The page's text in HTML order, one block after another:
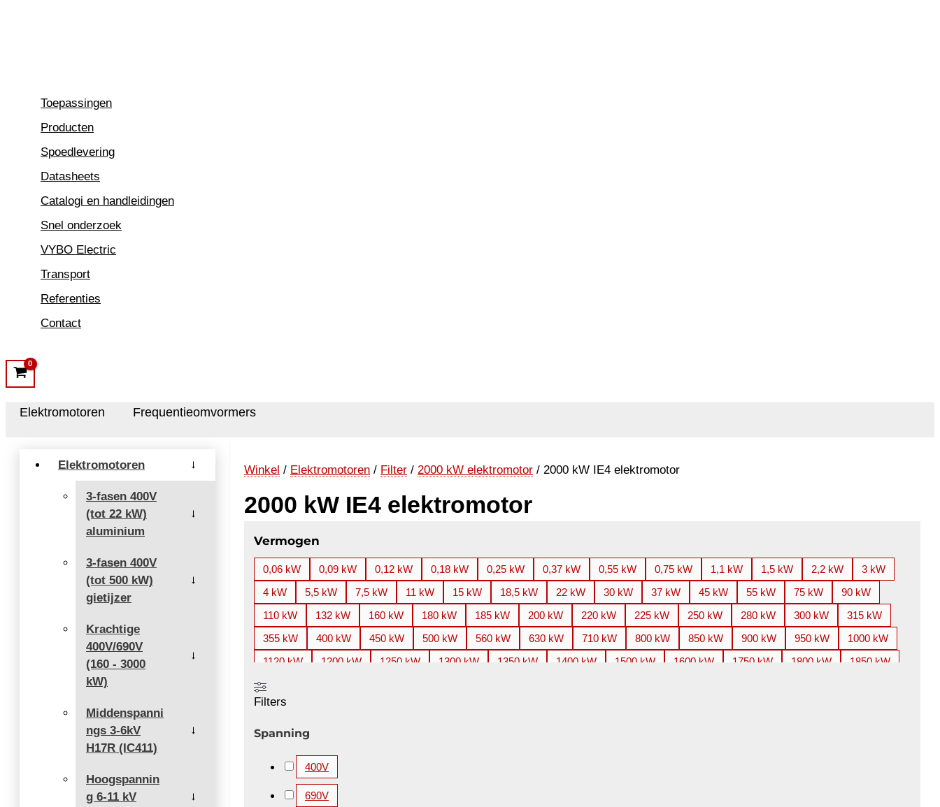
Toepassingen
Producten
Spoedlevering
Datasheets
Catalogi en handleidingen
Snel onderzoek
VYBO Electric
Transport
Referenties
Contact
Elektromotoren Frequentieomvormers
Elektromotoren →
3-fasen 400V
(tot 22 kW)
aluminium
→
3-fasen 400V
(tot 500 kW)
gietijzer
→
Krachtige
400V/690V
(160 - 3000
kW)
→
Middenspanni
ngs 3-6kV
H17R (IC411)
→
Hoogspannin
g 6-11 kV
→
Winkel / Elektromotoren / Filter / 2000 kW elektromotor / 2000 kW IE4 elektromotor
2000 kW IE4 elektromotor
Vermogen
0,06 kW 0,09 kW 0,12 kW 0,18 kW 0,25 kW 0,37 kW 0,55 kW 0,75 kW 1,1 kW 1,5 kW 2,2 kW
3 kW
4 kW
5,5 kW 7,5 kW 11 kW 15 kW 18,5 kW 22 kW 30 kW 37 kW 45 kW 55 kW 75 kW
90 kW
110 kW
132 kW 160 kW 180 kW 185 kW 200 kW 220 kW 225 kW 250 kW 280 kW 300 kW
315 kW
355 kW
400 kW 450 kW 500 kW 560 kW 630 kW 710 kW 800 kW 850 kW 900 kW 950 kW
1000 kW
1120 kW
1200 kW 1250 kW 1300 kW 1350 kW 1400 kW 1500 kW 1600 kW 1750 kW 1800 kW
1850 kW
2000 kW
3360 kW
5200 kW
Filters
Spanning
400V
690V